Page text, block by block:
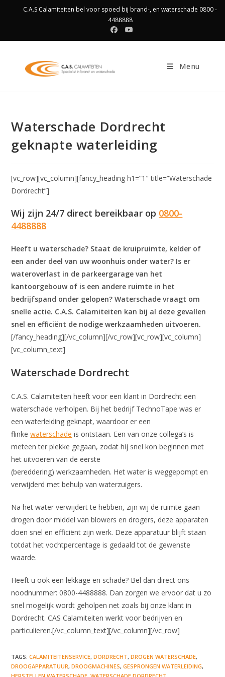
C.A.S Calamiteiten bel voor spoed bij brand-, en waterschade 0800 -
4488888
Menu
Waterschade Dordrecht
geknapte waterleiding
[vc_row][vc_column][fancy_heading h1=”1″ title=”Waterschade
Dordrecht”]
Wij zijn 24/7 direct bereikbaar op 0800-
4488888
Heeft u waterschade? Staat de kruipruimte, kelder of
een ander deel van uw woonhuis onder water? Is er
wateroverlast in de parkeergarage van het
kantoorgebouw of is een andere ruimte in het
bedrijfspand onder gelopen? Waterschade vraagt om
snelle actie. C.A.S. Calamiteiten kan bij al deze gevallen
snel en efficiënt de nodige werkzaamheden uitvoeren.
[/fancy_heading][/vc_column][/vc_row][vc_row][vc_column]
[vc_column_text]
Waterschade Dordrecht
C.A.S. Calamiteiten heeft voor een klant in Dordrecht een
waterschade verholpen. Bij het bedrijf TechnoTape was er
een waterleiding geknapt, waardoor er een
flinkewaterschade is ontstaan. Een van onze collega’s is
meteen ter plekke gegaan, zodat hij snel kon beginnen met
het uitvoeren van de eerste
(bereddering) werkzaamheden. Het water is weggepompt en
verwijderd met behulp van waterzuigers.
Na het water verwijdert te hebben, zijn wij de ruimte gaan
drogen door middel van blowers en drogers, deze apparaten
doen snel en efficiënt zijn werk. Deze apparatuur blijft staan
totdat het vochtpercentage is gedaald tot de gewenste
waarde.
Heeft u ook een lekkage en schade? Bel dan direct ons
noodnummer: 0800-4488888. Dan zorgen we ervoor dat u zo
snel mogelijk wordt geholpen net zoals bij onze klant in
Dordrecht. CAS Calamiteiten werkt voor bedrijven en
particulieren.[/vc_column_text][/vc_column][/vc_row]
TAGS:CALAMITEITENSERVICE, DORDRECHT, DROGEN WATERSCHADE,
DROOGAPPARATUUR, DROOGMACHINES, GESPRONGEN WATERLEIDING,